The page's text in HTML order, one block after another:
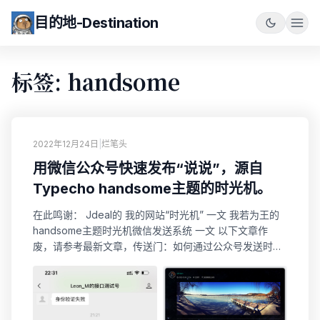
目的地-Destination
标签: handsome
2022年12月24日 烂笔头
用微信公众号快速发布“说说”，源自
Typecho handsome主题的时光机。
在此鸣谢： Jdeal的 我的网站“时光机” 一文 我若为王的
handsome主题时光机微信发送系统 一文 以下文章作
废，请参考最新文章，传送门：如何通过公众号发送时光
Siri语音助手快速发布“说说”，完成了iOS快速发布“说说”
的功能。那么今天就来搞“用微信公众号快速发布“说说””
的功能。毕竟，就算不用，我也得有这个功能。~ 效果